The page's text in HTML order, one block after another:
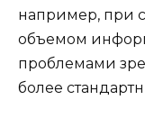
например, при
объемом
проблемами
более